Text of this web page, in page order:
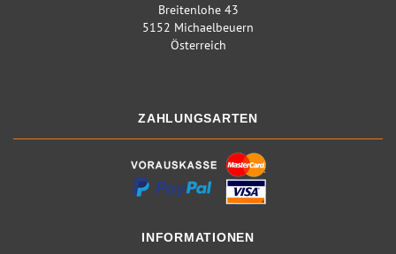
Breitenlohe 43
5152 Michaelbeuern
Österreich
ZAHLUNGSARTEN
INFORMATIONEN